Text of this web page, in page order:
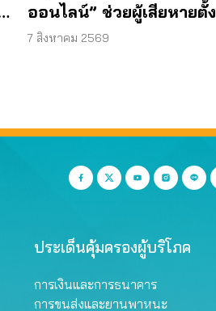
ออนไลน์” ช่วยผู้เสียหายตั้ง
หลักได้ รวดเร็ว ทันท่วงที
7 สิงหาคม 2569
ประเด็นคุ้มครองผู้บริโภค
การเงินและการธนาคาร
การขนส่งและยานพาหนะ